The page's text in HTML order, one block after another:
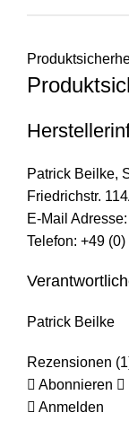
Patrick Beilke,
Friedrichstr.
E-Mail Adresse:
Telefon: +49
Patrick Beilke
Rezensionen
Abonnieren
Anmelden